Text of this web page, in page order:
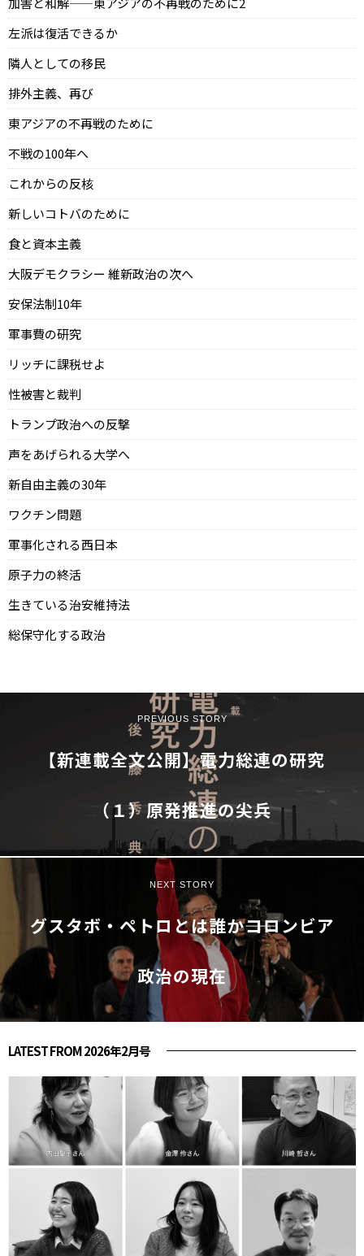
左派は復活できるか
隣人としての移民
排外主義、再び
東アジアの不再戦のために
不戦の100年へ
これからの反核
新しいコトバのために
食と資本主義
大阪デモクラシー 維新政治の次へ
安保法制10年
軍事費の研究
リッチに課税せよ
性被害と裁判
トランプ政治への反撃
声をあげられる大学へ
新自由主義の30年
ワクチン問題
軍事化される西日本
原子力の終活
生きている治安維持法
総保守化する政治
PREVIOUS STORY
【新連載全文公開】電力総連の研究
（１）原発推進の尖兵
NEXT STORY
グスタボ・ペトロとは誰か――コロンビア
政治の現在
LATEST FROM 2026年2月号